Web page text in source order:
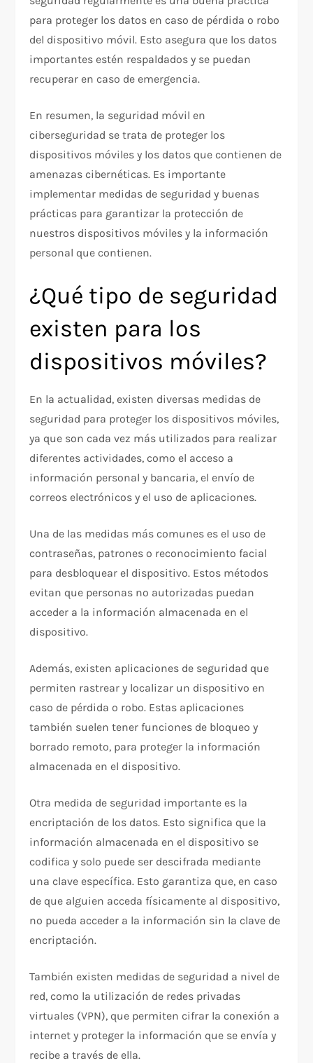
para proteger los datos en caso de pérdida o robo
del dispositivo móvil. Esto asegura que los datos
importantes estén respaldados y se puedan
recuperar en caso de emergencia.
En resumen, la seguridad móvil en
ciberseguridad se trata de proteger los
dispositivos móviles y los datos que contienen de
amenazas cibernéticas. Es importante
implementar medidas de seguridad y buenas
prácticas para garantizar la protección de
nuestros dispositivos móviles y la información
personal que contienen.
¿Qué tipo de seguridad
existen para los
dispositivos móviles?
En la actualidad, existen diversas medidas de
seguridad para proteger los dispositivos móviles,
ya que son cada vez más utilizados para realizar
diferentes actividades, como el acceso a
información personal y bancaria, el envío de
correos electrónicos y el uso de aplicaciones.
Una de las medidas más comunes es el uso de
contraseñas, patrones o reconocimiento facial
para desbloquear el dispositivo. Estos métodos
evitan que personas no autorizadas puedan
acceder a la información almacenada en el
dispositivo.
Además, existen aplicaciones de seguridad que
permiten rastrear y localizar un dispositivo en
caso de pérdida o robo. Estas aplicaciones
también suelen tener funciones de bloqueo y
borrado remoto, para proteger la información
almacenada en el dispositivo.
Otra medida de seguridad importante es la
encriptación de los datos. Esto significa que la
información almacenada en el dispositivo se
codifica y solo puede ser descifrada mediante
una clave específica. Esto garantiza que, en caso
de que alguien acceda físicamente al dispositivo,
no pueda acceder a la información sin la clave de
encriptación.
También existen medidas de seguridad a nivel de
red, como la utilización de redes privadas
virtuales (VPN), que permiten cifrar la conexión a
internet y proteger la información que se envía y
recibe a través de ella.